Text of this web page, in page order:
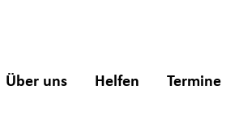
Über uns Helfen Termine